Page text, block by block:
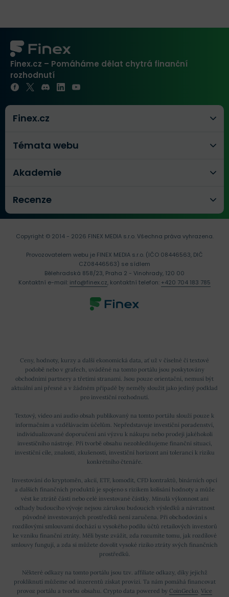
Finex.cz – Pomáháme dělat chytrá finanční
rozhodnutí
Finex.cz
Témata webu
Akademie
Recenze
Ceny, hodnoty, kurzy a další ekonomická data, ať už v číselné či textové
podobě nebo v grafech, uváděné na tomto portálu jsou poskytovány
obchodními partnery a třetími stranami. Jsou pouze orientační, nemusí být
aktuální ani přesné a v žádném případě by neměly sloužit jako jediný podklad
pro investiční rozhodnutí.
Textový, video ani audio obsah publikovaný na tomto portálu slouží pouze k
informačním a vzdělávacím účelům. Nepředstavuje investiční poradenství,
individualizované doporučení ani výzvu k nákupu nebo prodeji jakéhokoli
investičního nástroje. Při tvorbě obsahu nezohledňujeme finanční situaci,
investiční cíle, znalosti, zkušenosti, investiční horizont ani toleranci k riziku
konkrétního čtenáře.
Investování do kryptoměn, akcií, ETF, komodit, CFD kontraktů, binárních opcí
a dalších finančních produktů je spojeno s rizikem kolísání hodnoty a může
vést ke ztrátě části nebo celé investované částky. Minulá výkonnost ani
odhady budoucího vývoje nejsou zárukou budoucích výsledků a návratnost
původně investovaných prostředků není zaručena. Při obchodování s
rozdílovými smlouvami dochází u vysokého podílu účtů retailových investorů
ke vzniku finanční ztráty. Měli byste zvážit, zda rozumíte tomu, jak rozdílové
smlouvy fungují, a zda si můžete dovolit vysoké riziko ztráty svých finančních
prostředků.
Některé odkazy na tomto portálu jsou tzv. affiliate odkazy, díky jejichž
prokliknutí můžeme od inzerentů získat provizi. Ta nám pomáhá financovat
provoz portálu a tvorbu obsahu. Crypto data powered by CoinGecko Více
Copyright © 2014 - 2026 FINEX MEDIA s.r.o.Všechna práva vyhrazena.
Provozovatelem webu je FINEX MEDIA s.r.o. (IČO 08446563, DIČ
CZ08446563) se sídlem
Bělehradská 858/23, Praha 2 - Vinohrady, 120 00
Kontaktní e-mail: info@finex.cz, kontaktní telefon: +420 704 183 785